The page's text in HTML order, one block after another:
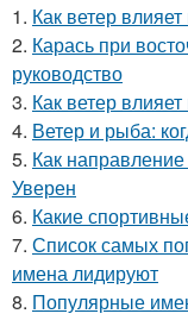
1. Как ветер
2. Карась при
руководство
3. Как ветер
4. Ветер и рыба:
5. Как
Уверен
6. Какие
7. Список самых
имена лидируют
8. Популярные